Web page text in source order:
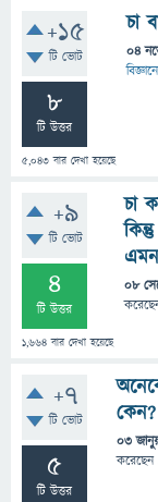
+15
টি ভোট
8
টি উত্তর
5,043 বার দেখা হয়েছে
চা
04
+9
টি ভোট
4
টি উত্তর
1,664 বার দেখা হয়েছে
চা
08
+7
টি ভোট
5
টি উত্তর
কেন?
03
করেছেন